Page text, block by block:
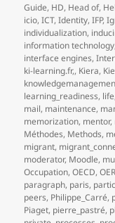
Guide, HD, Head of,
icio,ICT,Identity,IFP,
individualization,
information technology
interface engines,
ki-learning.fr,, Kiera,
learning_readiness, life
mail, maintenance,
memorization, mentor,
Méthodes, Methods,
migrant,
moderator, Moodle,
Occupation,OECD,OER
paragraph, paris,
peers, Philippe_Carré,
Piaget, pierre_pastré,